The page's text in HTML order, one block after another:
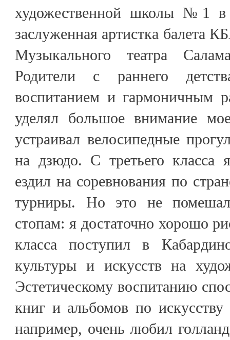
художественной школы №1
заслуженная артистка балета
Музыкального театра
Родители с раннего
воспитанием и гармоничным
уделял большое внимание
устраивал велосипедные
на дзюдо. С третьего класса
ездил на соревнования по
турниры. Но это не
стопам: я достаточно хорошо
класса поступил в
культуры и искусств на
Эстетическому воспитанию
книг и альбомов по
например, очень любил